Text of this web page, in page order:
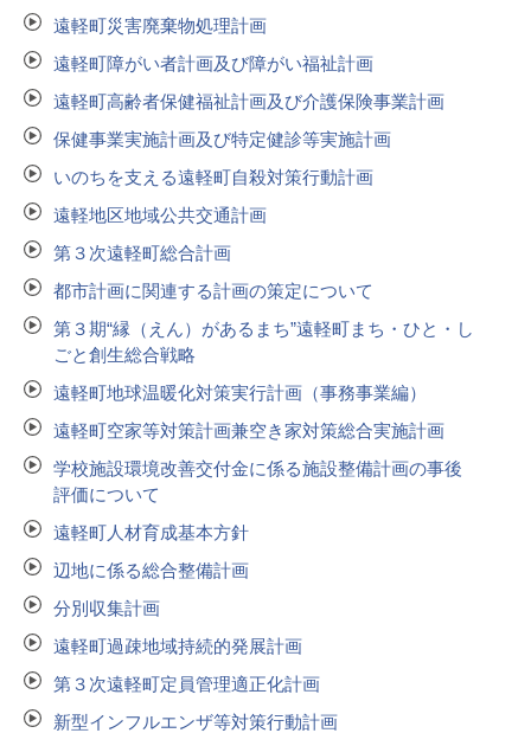
遠軽町災害廃棄物処理計画
遠軽町障がい者計画及び障がい福祉計画
遠軽町高齢者保健福祉計画及び介護保険事業計画
保健事業実施計画及び特定健診等実施計画
いのちを支える遠軽町自殺対策行動計画
遠軽地区地域公共交通計画
第３次遠軽町総合計画
都市計画に関連する計画の策定について
第３期“縁（えん）があるまち”遠軽町まち・ひと・し
ごと創生総合戦略
遠軽町地球温暖化対策実行計画（事務事業編）
遠軽町空家等対策計画兼空き家対策総合実施計画
学校施設環境改善交付金に係る施設整備計画の事後
評価について
遠軽町人材育成基本方針
辺地に係る総合整備計画
分別収集計画
遠軽町過疎地域持続的発展計画
第３次遠軽町定員管理適正化計画
新型インフルエンザ等対策行動計画